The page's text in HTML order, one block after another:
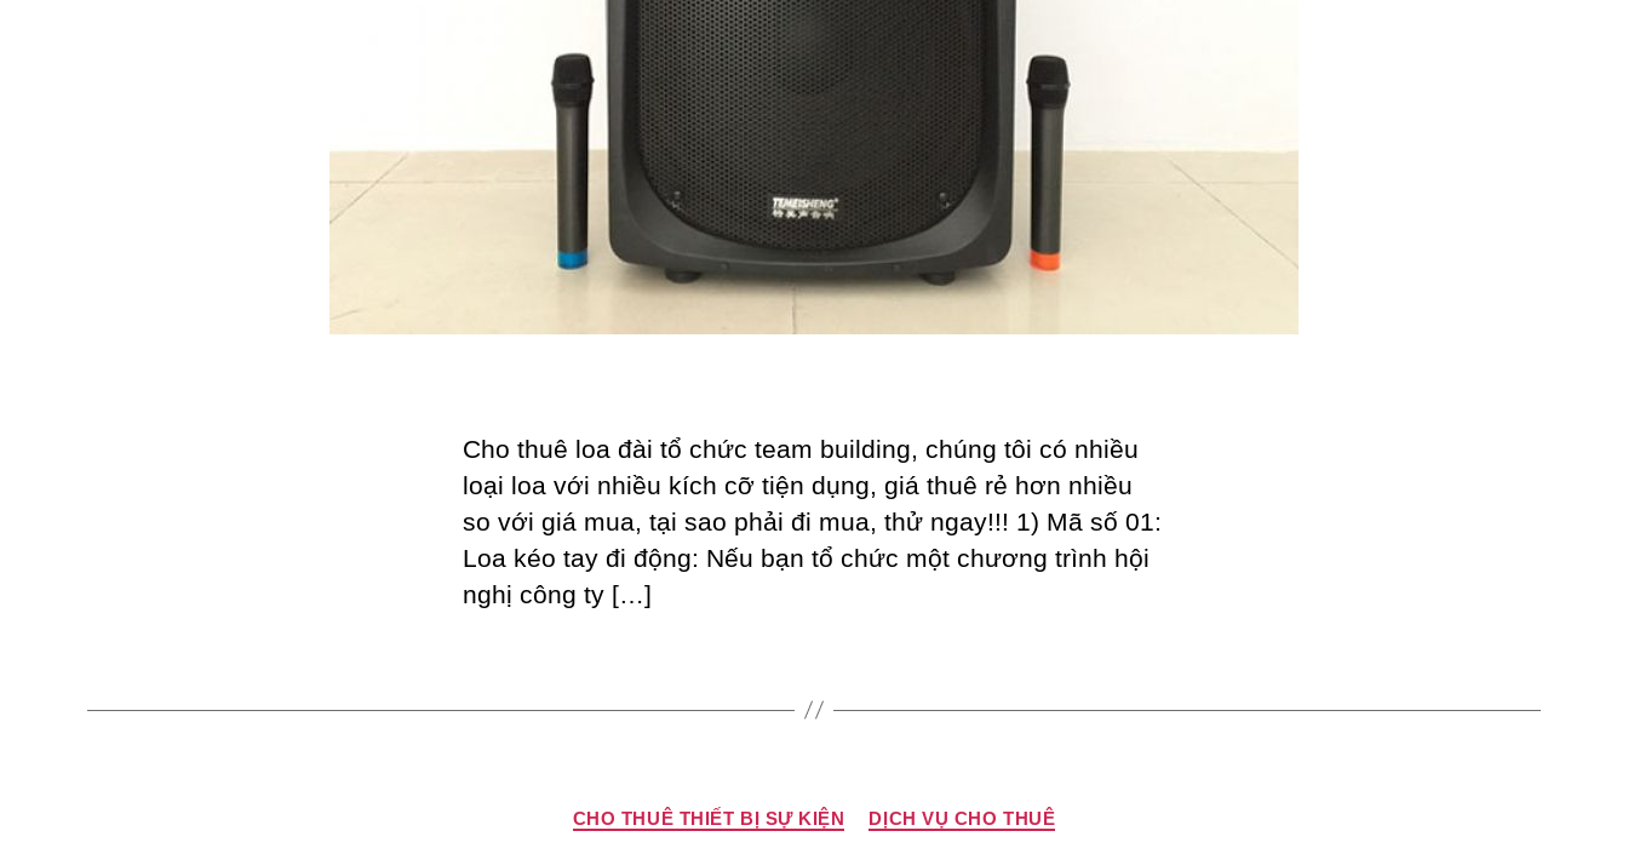
Cho thuê loa đài tổ chức team building, chúng tôi có nhiều
loại loa với nhiều kích cỡ tiện dụng, giá thuê rẻ hơn nhiều
so với giá mua, tại sao phải đi mua, thử ngay!!! 1) Mã số 01:
Loa kéo tay đi động: Nếu bạn tổ chức một chương trình hội
nghị công ty […]
Chuyên
mục
CHO THUÊ THIẾT BỊ SỰ KIỆN DỊCH VỤ CHO THUÊ